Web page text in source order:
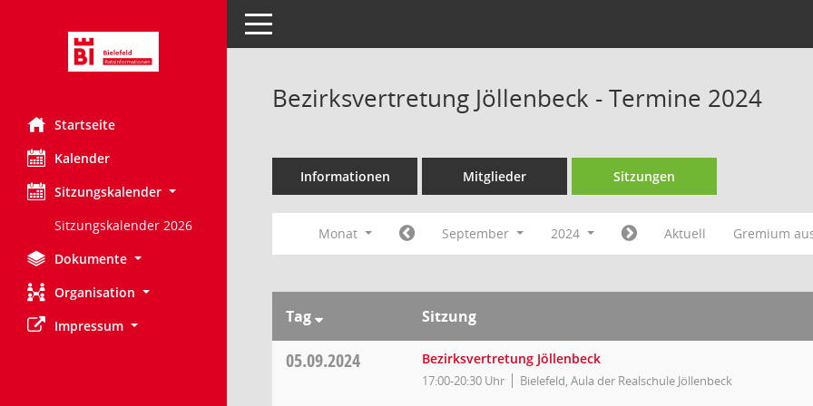
Startseite
Kalender
Sitzungskalender
Sitzungskalender 2026
Dokumente
Organisation
Impressum
Toggle navigation
Bezirksvertretung Jöllenbeck - Termine 2024
Informationen Mitglieder Sitzungen
Monat September 2024 Aktuell Gremium
Tag Sitzung
05.09.2024 Bezirksvertretung Jöllenbeck
17:00-20:30 Uhr Bielefeld, Aula der Realschule Jöllenbeck